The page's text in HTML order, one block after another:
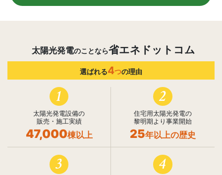
太陽光発電のことなら省エネドットコム
選ばれる4つの理由
1
太陽光発電設備の
販売・施工実績
47,000棟以上
2
住宅用太陽光発電の
黎明期より事業開始
25年以上の歴史
3 4